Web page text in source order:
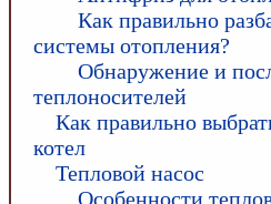
Как правильно
системы отопления?
Обнаружение и
теплоносителей
Как правильно
котел
Тепловой насос
Особенности